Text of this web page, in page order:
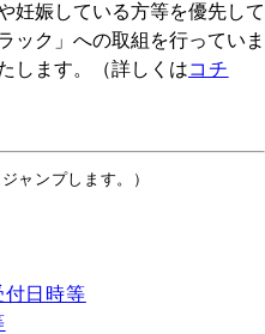
妊娠している方等を優先して
ック」への取組を行っていま
します。（詳しくはコチ
ャンプします。）
付日時等